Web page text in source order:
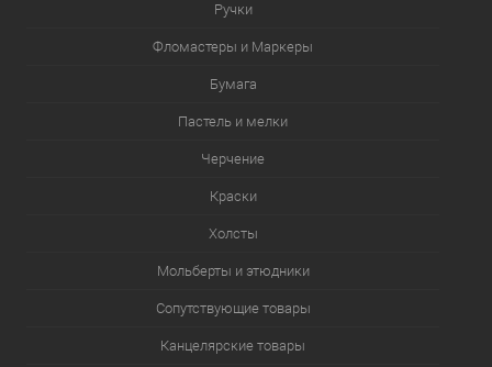
Ручки
Фломастеры и Маркеры
Бумага
Пастель и мелки
Черчение
Краски
Холсты
Мольберты и этюдники
Сопутствующие товары
Канцелярские товары